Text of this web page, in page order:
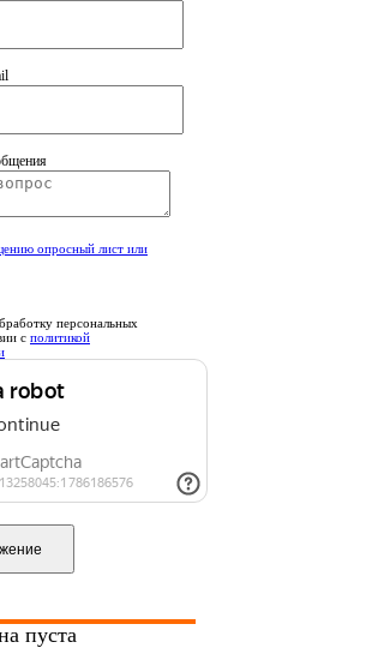
опросный лист или
персональных
с политикой
пуста